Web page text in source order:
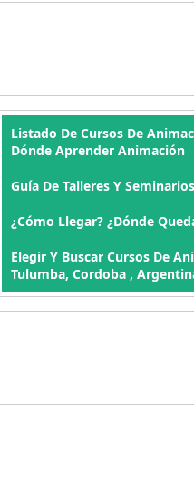
Listado De Cursos De
Dónde Aprender Animación
Guía De Talleres Y
¿Cómo Llegar? ¿Dónde
Elegir Y Buscar Cursos De
Tulumba, Cordoba ,